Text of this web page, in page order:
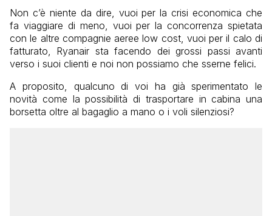
Non c’è niente da dire, vuoi per la crisi economica che
fa viaggiare di meno, vuoi per la concorrenza spietata
con le altre compagnie aeree low cost, vuoi per il calo di
fatturato, Ryanair sta facendo dei grossi passi avanti
verso i suoi clienti e noi non possiamo che sserne felici.
A proposito, qualcuno di voi ha già sperimentato le
novità come la possibilità di trasportare in cabina una
borsetta oltre al bagaglio a mano o i voli silenziosi?